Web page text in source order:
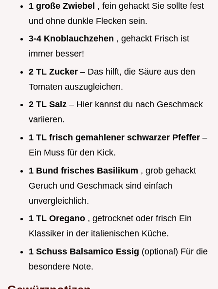
1 große Zwiebel , fein gehackt Sie sollte fest
und ohne dunkle Flecken sein.
3-4 Knoblauchzehen , gehackt Frisch ist
immer besser!
2 TL Zucker – Das hilft, die Säure aus den
Tomaten auszugleichen.
2 TL Salz – Hier kannst du nach Geschmack
variieren.
1 TL frisch gemahlener schwarzer Pfeffer –
Ein Muss für den Kick.
1 Bund frisches Basilikum , grob gehackt
Geruch und Geschmack sind einfach
unvergleichlich.
1 TL Oregano , getrocknet oder frisch Ein
Klassiker in der italienischen Küche.
1 Schuss Balsamico Essig (optional) Für die
besondere Note.